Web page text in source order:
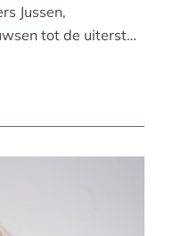
Jussen,
tot de uiterst